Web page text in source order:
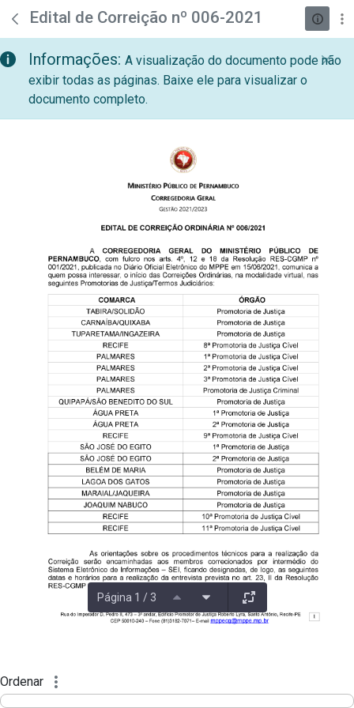
Pular para o Conteúdo principal
teste descricao
Edital de Correição nº 006-2021
Informações: A visualização do documento pode não
exibir todas as páginas. Baixe ele para visualizar o
documento completo.
Página 1 / 3
Ordenar